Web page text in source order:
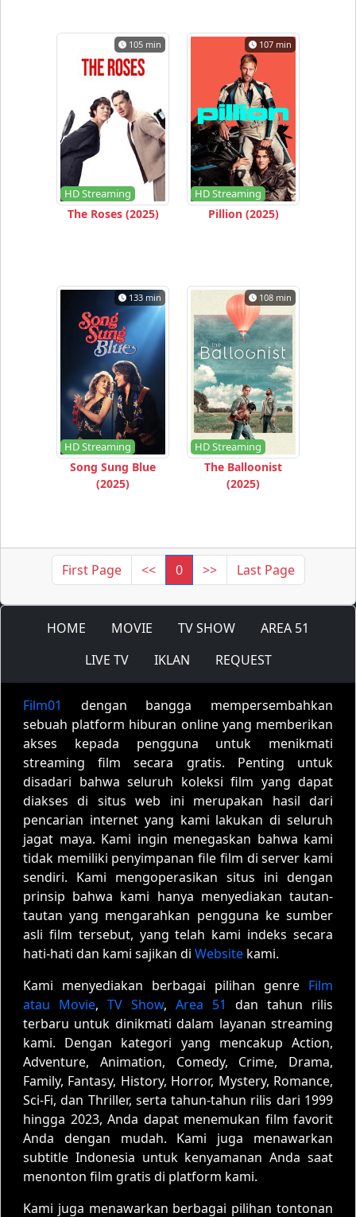
105 min
HD Streaming
The Roses (2025)
107 min
HD Streaming
Pillion (2025)
133 min
HD Streaming
Song Sung Blue
(2025)
108 min
HD Streaming
The Balloonist
(2025)
First Page << 0 >> Last Page
HOME MOVIE TV SHOW
AREA 51
LIVE TV
IKLAN REQUEST
Film01
dengan bangga mempersembahkan
sebuah platform hiburan online yang memberikan
akses kepada pengguna untuk menikmati
streaming film secara gratis. Penting untuk
disadari bahwa seluruh koleksi film yang dapat
diakses di situs web ini merupakan hasil dari
pencarian internet yang kami lakukan di seluruh
jagat maya. Kami ingin menegaskan bahwa kami
tidak memiliki penyimpanan file film di server kami
sendiri. Kami mengoperasikan situs ini dengan
prinsip bahwa kami hanya menyediakan tautan-
tautan yang mengarahkan pengguna ke sumber
asli film tersebut, yang telah kami indeks secara
hati-hati dan kami sajikan di Website kami.
Kami menyediakan berbagai pilihan genre Film
atau Movie, TV Show, Area 51
dan tahun rilis
terbaru untuk dinikmati dalam layanan streaming
kami. Dengan kategori yang mencakup Action,
Adventure, Animation, Comedy, Crime, Drama,
Family, Fantasy, History, Horror, Mystery, Romance,
Sci-Fi, dan Thriller, serta tahun-tahun rilis dari 1999
hingga 2023, Anda dapat menemukan film favorit
Anda dengan mudah. Kami juga menawarkan
subtitle Indonesia untuk kenyamanan Anda saat
menonton film gratis di platform kami.
Kami juga menawarkan berbagai pilihan tontonan